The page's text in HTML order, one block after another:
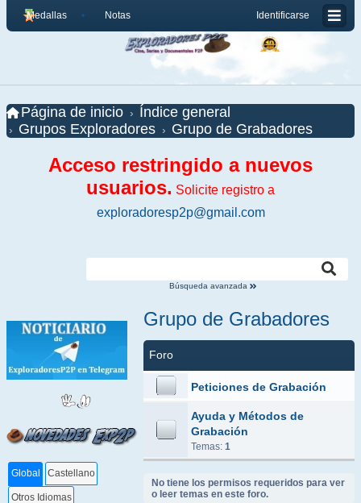
Identificarse
Medallas Notas
Página de inicio
Índice general
Grupos Exploradores
Grupo de Grabadores
Acceso restringido a nuevos
usuarios. Solicite registro a
exploradoresp2p@gmail.com
Búsqueda avanzada
Global Castellano
Otros Idiomas
Grupo de Grabadores
Foro
Peticiones de Grabación
Ayuda y Métodos de
Grabación
Temas: 1
No tiene los permisos requeridos para ver
o leer temas en este foro.